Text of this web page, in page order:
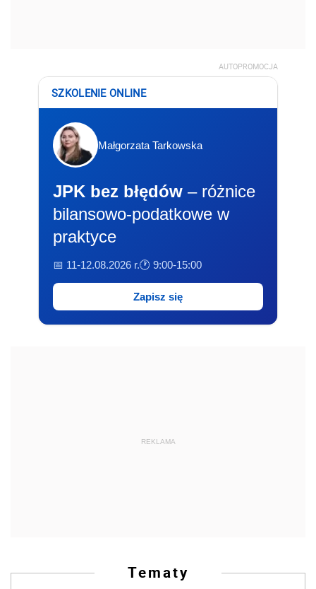
AUTOPROMOCJA
SZKOLENIE ONLINE
Małgorzata Tarkowska
JPK bez błędów – różnice
bilansowo-podatkowe w
praktyce
📅 11-12.08.2026 r.🕐 9:00-15:00
Zapisz się
REKLAMA
Tematy